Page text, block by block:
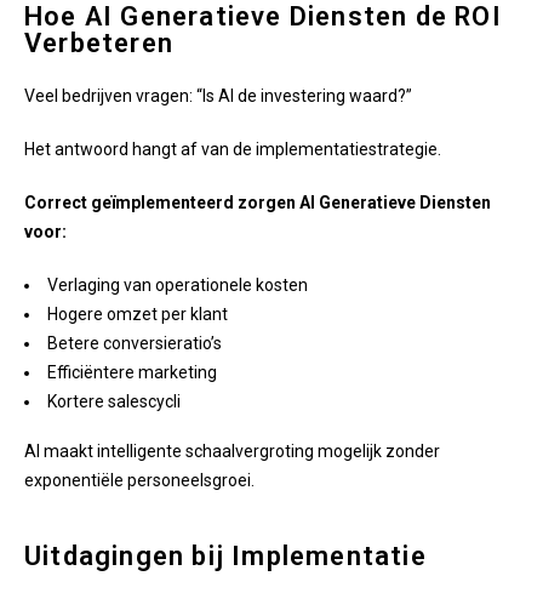
Hoe AI Generatieve Diensten de ROI
Verbeteren
Veel bedrijven vragen: “Is AI de investering waard?”
Het antwoord hangt af van de implementatiestrategie.
Correct geïmplementeerd zorgen AI Generatieve Diensten
voor:
Verlaging van operationele kosten
Hogere omzet per klant
Betere conversieratio’s
Efficiëntere marketing
Kortere salescycli
AI maakt intelligente schaalvergroting mogelijk zonder
exponentiële personeelsgroei.
Uitdagingen bij Implementatie